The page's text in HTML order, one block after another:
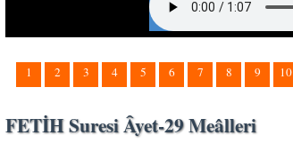
1 2 3 4 5 6 7 8 9 10
FETİH Suresi Âyet-29 Meâlleri